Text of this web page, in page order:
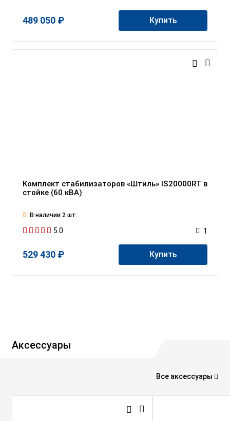
489 050 ₽ Купить
Комплект стабилизаторов «Штиль» IS20000RT в
стойке (60 кВА)
В наличии 2 шт.
5.0 1
529 430 ₽ Купить
Аксессуары
Все аксессуары